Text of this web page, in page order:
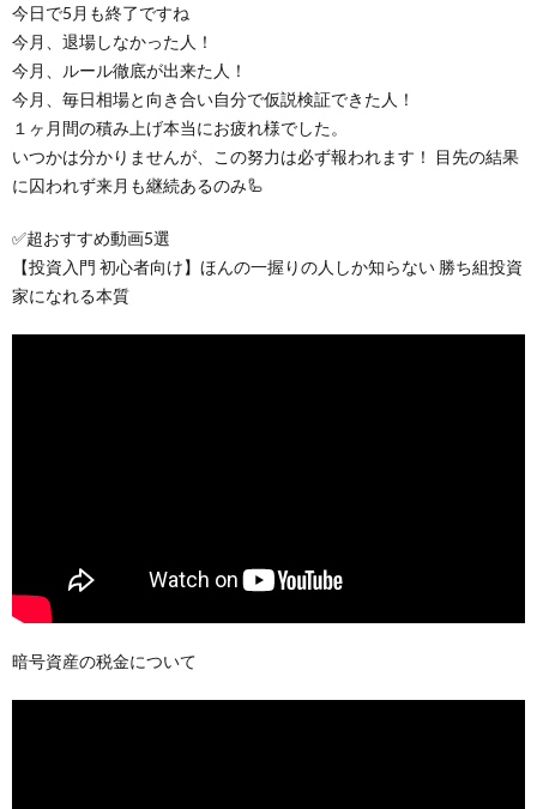
今日で5月も終了ですね
今月、退場しなかった人！
今月、ルール徹底が出来た人！
今月、毎日相場と向き合い自分で仮説検証できた人！
１ヶ月間の積み上げ本当にお疲れ様でした。
いつかは分かりませんが、この努力は必ず報われます！ 目先の結果
に囚われず来月も継続あるのみ🦾
✅超おすすめ動画5選
【投資入門 初心者向け】ほんの一握りの人しか知らない 勝ち組投資
家になれる本質
暗号資産の税金について